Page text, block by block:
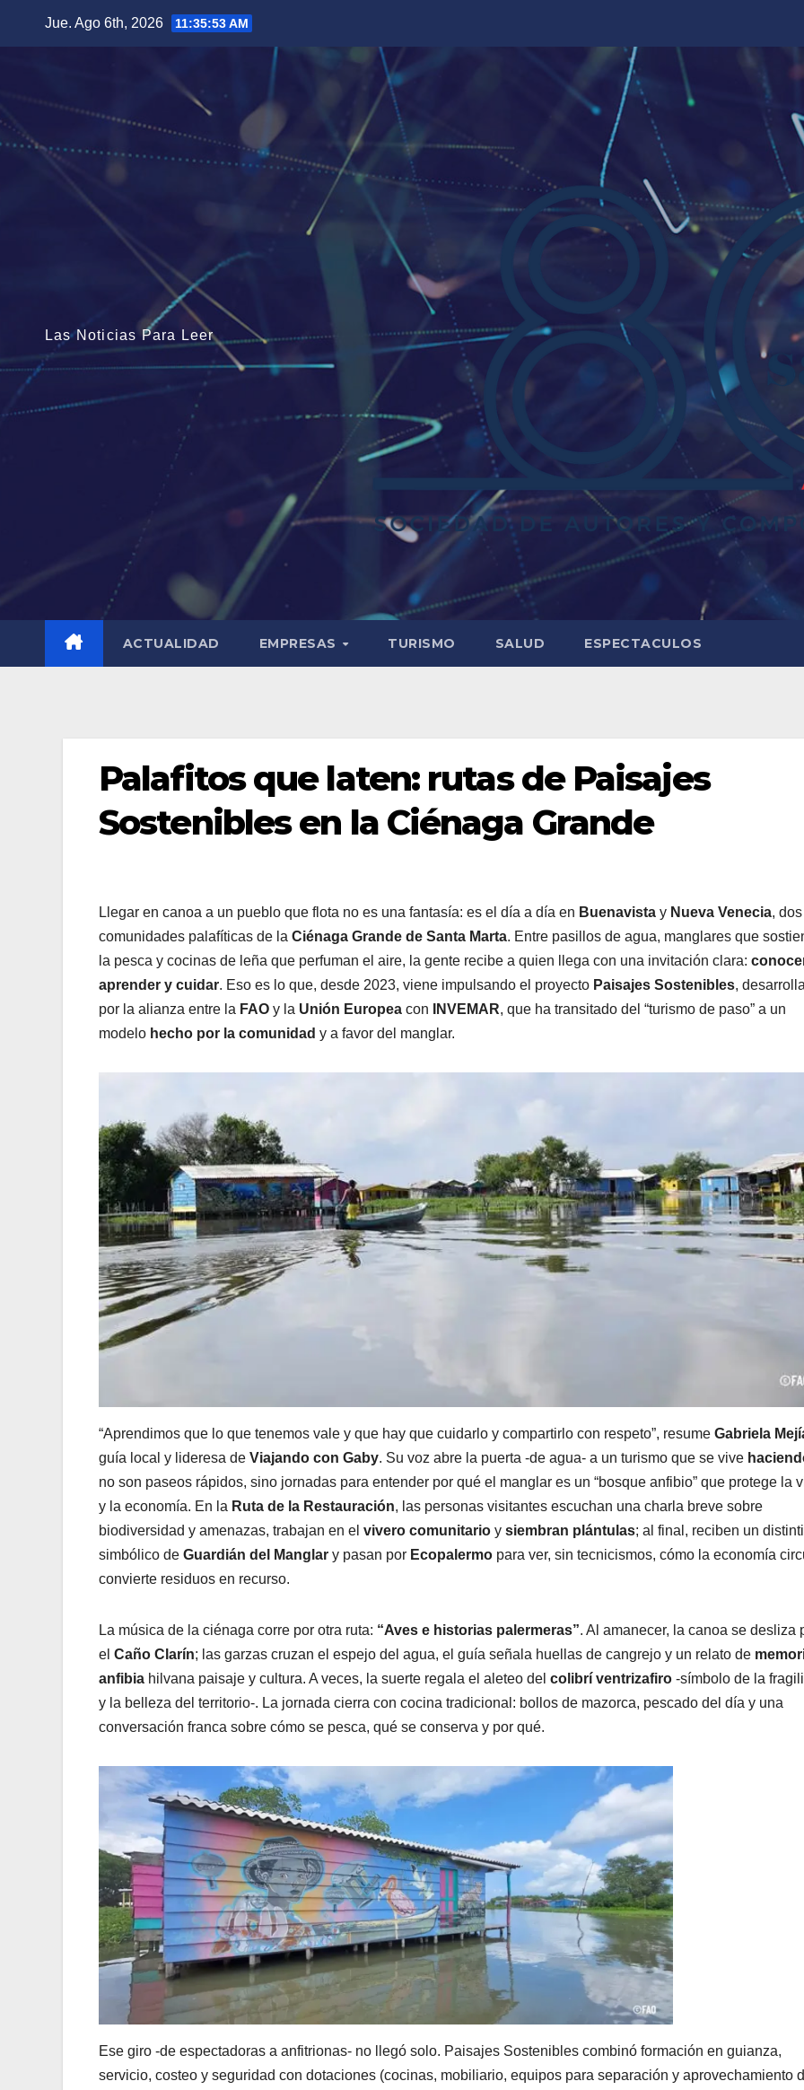
Jue. Ago 6th, 2026 11:35:55 AM
Las Noticias Para Leer
ACTUALIDAD EMPRESAS TURISMO SALUD ESPECTACULOS
Palafitos que laten: rutas de Paisajes
Sostenibles en la Ciénaga Grande
Llegar en canoa a un pueblo que flota no es una fantasía: es el día a día en Buenavista y Nueva Venecia, dos
comunidades palafíticas de la Ciénaga Grande de Santa Marta. Entre pasillos de agua, manglares que
la pesca y cocinas de leña que perfuman el aire, la gente recibe a quien llega con una invitación clara:
aprender y cuidar. Eso es lo que, desde 2023, viene impulsando el proyecto Paisajes Sostenibles,
por la alianza entre la FAO y la Unión Europea con INVEMAR, que ha transitado del “turismo de paso” a un
modelo hecho por la comunidad y a favor del manglar.
“Aprendimos que lo que tenemos vale y que hay que cuidarlo y compartirlo con respeto”, resume Gabriela
guía local y lideresa de Viajando con Gaby. Su voz abre la puerta -de agua- a un turismo que se vive
no son paseos rápidos, sino jornadas para entender por qué el manglar es un “bosque anfibio” que protege la
y la economía. En la Ruta de la Restauración, las personas visitantes escuchan una charla breve sobre
biodiversidad y amenazas, trabajan en el vivero comunitario y siembran plántulas; al final, reciben un
simbólico de Guardián del Manglar y pasan por Ecopalermo para ver, sin tecnicismos, cómo la economía
convierte residuos en recurso.
La música de la ciénaga corre por otra ruta: “Aves e historias palermeras”. Al amanecer, la canoa se desliza
el Caño Clarín; las garzas cruzan el espejo del agua, el guía señala huellas de cangrejo y un relato de
anfibia hilvana paisaje y cultura. A veces, la suerte regala el aleteo del colibrí ventrizafiro -símbolo de la
y la belleza del territorio-. La jornada cierra con cocina tradicional: bollos de mazorca, pescado del día y una
conversación franca sobre cómo se pesca, qué se conserva y por qué.
Ese giro -de espectadoras a anfitrionas- no llegó solo. Paisajes Sostenibles combinó formación en guianza,
servicio, costeo y seguridad con dotaciones (cocinas, mobiliario, equipos para separación y aprovechamiento